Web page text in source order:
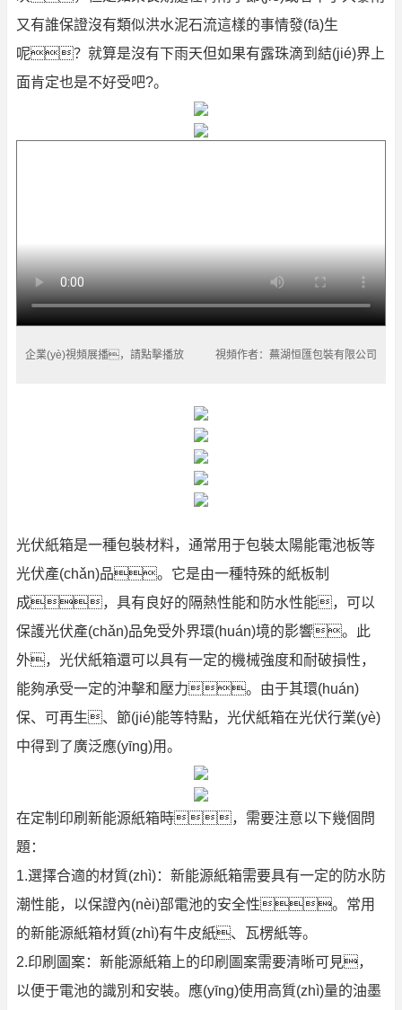
又有誰保證沒有類似洪水泥石流這樣的事情發(fā)生
呢？就算是沒有下雨天但如果有露珠滴到結(jié)界上
面肯定也是不好受吧?。
企業(yè)視頻展播，請點擊播放 視頻作者：蕪湖恒匯包裝有限公司
光伏紙箱是一種包裝材料，通常用于包裝太陽能電池板等
光伏產(chǎn)品。它是由一種特殊的紙板制
成，具有良好的隔熱性能和防水性能，可以
保護光伏產(chǎn)品免受外界環(huán)境的影響。此
外，光伏紙箱還可以具有一定的機械強度和耐破損性，
能夠承受一定的沖擊和壓力。由于其環(huán)
保、可再生、節(jié)能等特點，光伏紙箱在光伏行業(yè)
中得到了廣泛應(yīng)用。
在定制印刷新能源紙箱時，需要注意以下幾個問
題：
1.選擇合適的材質(zhì)：新能源紙箱需要具有一定的防水防
潮性能，以保證內(nèi)部電池的安全性。常用
的新能源紙箱材質(zhì)有牛皮紙、瓦楞紙等。
2.印刷圖案：新能源紙箱上的印刷圖案需要清晰可見，
以便于電池的識別和安裝。應(yīng)使用高質(zhì)量的油墨